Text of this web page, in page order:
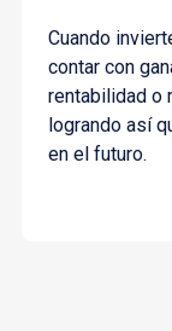
Cuando
contar con
rentabilidad o
logrando así
en el futuro.